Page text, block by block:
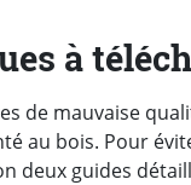
à
de mauvaise
au bois. Pour
deux guides